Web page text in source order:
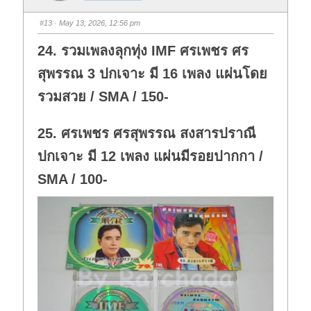
m
d
o
n
.
m
u
p
#13 · May 13, 2026, 12:56 pm
24. รวมเพลงลุกทุ่ง IMF ศรเพชร ศร
สุพรรณ 3 ปกเจาะ มี 16 เพลง แผ่นโดย
รวมสวย / SMA / 150-
25. ศรเพชร ศรสุพรรณ สงสารปราณี
ปกเจาะ มี 12 เพลง แผ่นมีรอยปากกา /
SMA / 100-